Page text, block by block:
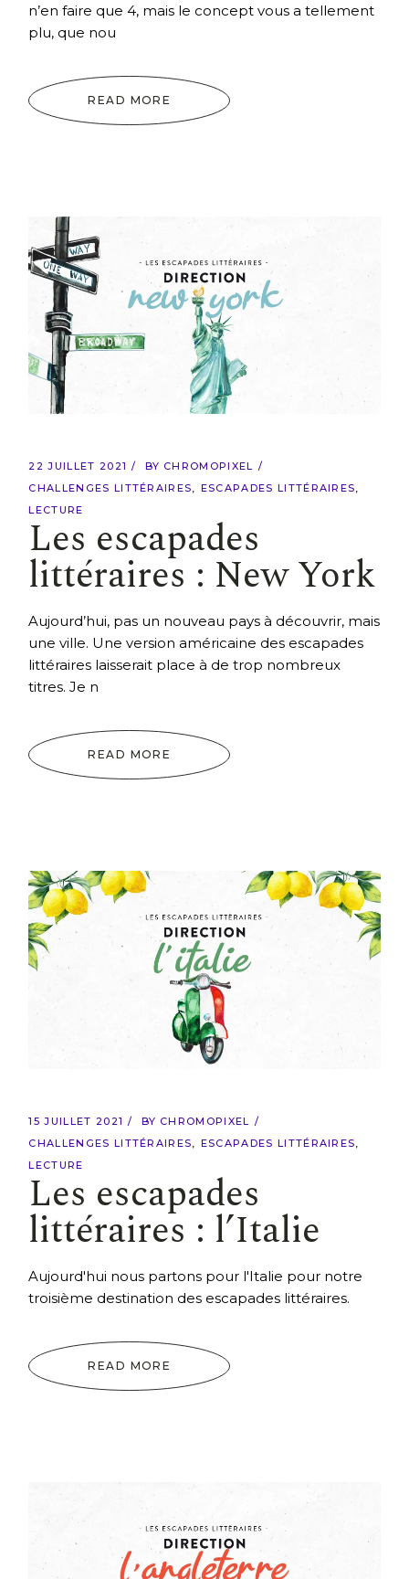
n’en faire que 4, mais le concept vous a tellement
plu, que nou
READ MORE
22 JUILLET 2021 BY CHROMOPIXEL
CHALLENGES LITTÉRAIRES
ESCAPADES LITTÉRAIRES
LECTURE
Les escapades
littéraires : New York
Aujourd’hui, pas un nouveau pays à découvrir, mais
une ville. Une version américaine des escapades
littéraires laisserait place à de trop nombreux
titres. Je n
READ MORE
15 JUILLET 2021 BY CHROMOPIXEL
CHALLENGES LITTÉRAIRES
ESCAPADES LITTÉRAIRES
LECTURE
Les escapades
littéraires : l’Italie
Aujourd'hui nous partons pour l'Italie pour notre
troisième destination des escapades littéraires.
READ MORE